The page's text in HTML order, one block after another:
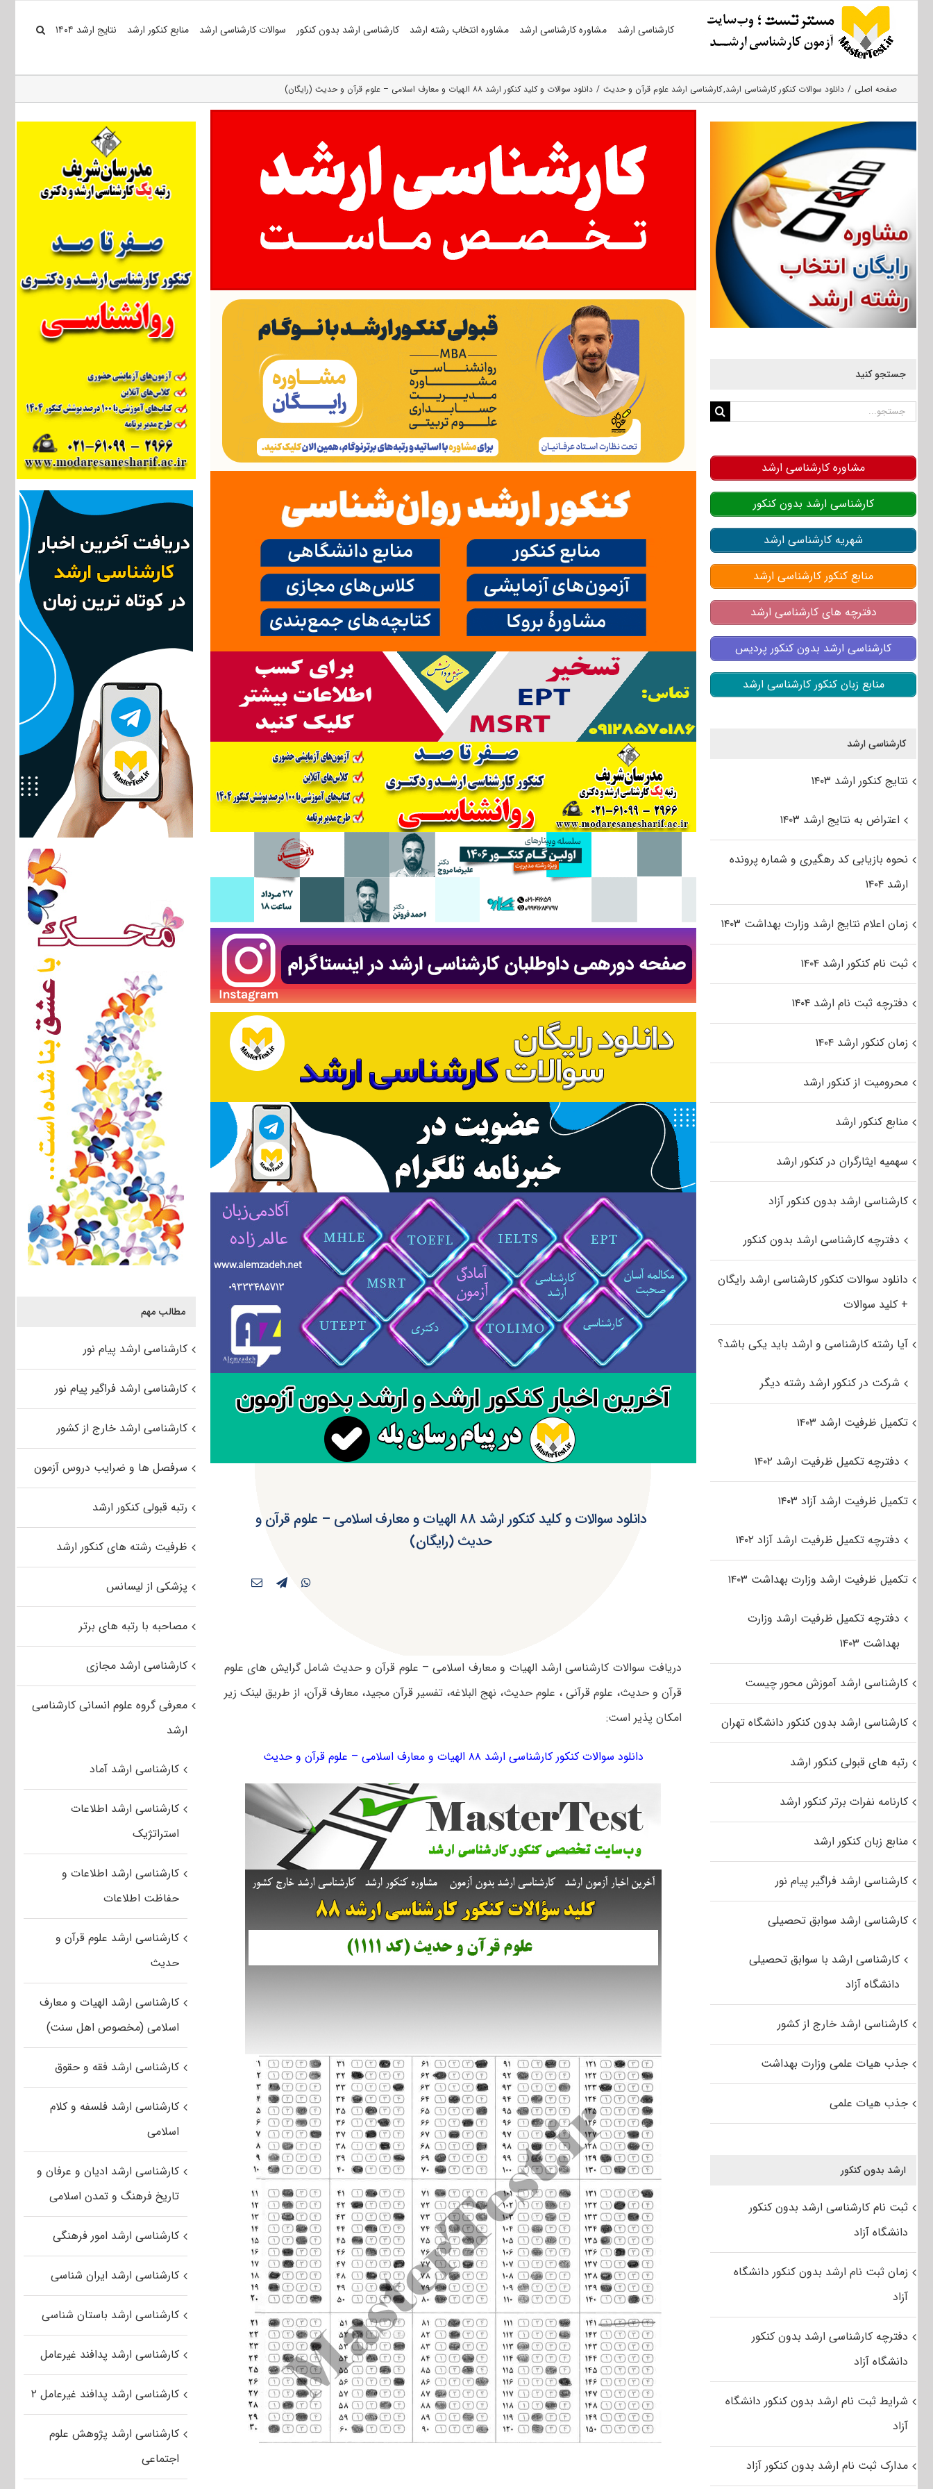
کارشناسی ارشد مشاوره کارشناسی ارشد مشاوره انتخاب رشته ارشد کارشناسی ارشد بدون کنکور سوالات کارشناسی ارشد منابع کنکور ارشد نتایج ارشد ۱۴۰۴
صفحه اصلی دانلود سوالات کنکور کارشناسی ارشد کارشناسی ارشد علوم قرآن و حدیث دانلود سوالات و کلید کنکور ارشد ۸۸ الهیات و معارف اسلامی – علوم قرآن و حدیث (رایگان)
دانلود سوالات و کلید کنکور ارشد ۸۸ الهیات و معارف اسلامی – علوم قرآن و
حدیث (رایگان)
دریافت سوالات کارشناسی ارشد الهیات و معارف اسلامی – علوم قرآن و حدیث شامل گرایش های علوم
قرآن و حدیث، علوم قرآنی ، علوم حدیث، نهج البلاغه، تفسیر قرآن مجید، معارف قرآن، از طریق لینک زیر
امکان پذیر است:
دانلود سوالات کنکور کارشناسی ارشد ۸۸ الهیات و معارف اسلامی – علوم قرآن و حدیث
مطالب مهم
کارشناسی ارشد پیام نور
کارشناسی ارشد فراگیر پیام نور
کارشناسی ارشد خارج از کشور
سرفصل ها و ضرایب دروس آزمون
رتبه قبولی کنکور ارشد
ظرفیت رشته های کنکور ارشد
پزشکی از لیسانس
مصاحبه با رتبه های برتر
کارشناسی ارشد مجازی
معرفی گروه علوم انسانی کارشناسی
ارشد
کارشناسی ارشد آماد
کارشناسی ارشد اطلاعات
استراتژیک
کارشناسی ارشد اطلاعات و
حفاظت اطلاعات
کارشناسی ارشد علوم قرآن و
حدیث
کارشناسی ارشد الهیات و معارف
اسلامی (مخصوص اهل سنت)
کارشناسی ارشد فقه و حقوق
کارشناسی ارشد فلسفه و کلام
اسلامی
کارشناسی ارشد ادیان و عرفان و
تاریخ فرهنگ و تمدن اسلامی
کارشناسی ارشد امور فرهنگی
کارشناسی ارشد ایران شناسی
کارشناسی ارشد باستان شناسی
کارشناسی ارشد پدافند غیرعامل
کارشناسی ارشد پدافند غیرعامل ۲
کارشناسی ارشد پژوهش علوم
اجتماعی
جستجو کنید
جستجو
مشاوره کارشناسی ارشد
کارشناسی ارشد بدون کنکور
شهریه کارشناسی ارشد
منابع کنکور کارشناسی ارشد
دفترچه های کارشناسی ارشد
کارشناسی ارشد بدون کنکور پردیس
منابع زبان کنکور کارشناسی ارشد
کارشناسی ارشد
نتایج کنکور ارشد ۱۴۰۳
اعتراض به نتایج ارشد ۱۴۰۳
نحوه بازیابی کد رهگیری و شماره پرونده
ارشد ۱۴۰۴
زمان اعلام نتایج ارشد وزارت بهداشت ۱۴۰۳
ثبت نام کنکور ارشد ۱۴۰۴
دفترچه ثبت نام ارشد ۱۴۰۴
زمان کنکور ارشد ۱۴۰۴
محرومیت از کنکور ارشد
منابع کنکور ارشد
سهمیه ایثارگران در کنکور ارشد
کارشناسی ارشد بدون کنکور آزاد
دفترچه کارشناسی ارشد بدون کنکور
دانلود سوالات کنکور کارشناسی ارشد رایگان
+ کلید سوالات
آیا رشته کارشناسی و ارشد باید یکی باشد؟
شرکت در کنکور ارشد رشته دیگر
تکمیل ظرفیت ارشد ۱۴۰۳
دفترچه تکمیل ظرفیت ارشد ۱۴۰۲
تکمیل ظرفیت ارشد آزاد ۱۴۰۳
دفترچه تکمیل ظرفیت ارشد آزاد ۱۴۰۲
تکمیل ظرفیت ارشد وزارت بهداشت ۱۴۰۳
دفترچه تکمیل ظرفیت ارشد وزارت
بهداشت ۱۴۰۳
کارشناسی ارشد آموزش محور چیست
کارشناسی ارشد بدون کنکور دانشگاه تهران
رتبه های قبولی کنکور ارشد
کارنامه نفرات برتر کنکور ارشد
منابع زبان کنکور ارشد
کارشناسی ارشد فراگیر پیام نور
کارشناسی ارشد سوابق تحصیلی
کارشناسی ارشد با سوابق تحصیلی
دانشگاه آزاد
کارشناسی ارشد خارج از کشور
جذب هیات علمی وزارت بهداشت
جذب هیات علمی
ارشد بدون کنکور
ثبت نام کارشناسی ارشد بدون کنکور
دانشگاه آزاد
زمان ثبت نام ارشد بدون کنکور دانشگاه
آزاد
دفترچه کارشناسی ارشد بدون کنکور
دانشگاه آزاد
شرایط ثبت نام ارشد بدون کنکور دانشگاه
آزاد
مدارک ثبت نام ارشد بدون کنکور آزاد